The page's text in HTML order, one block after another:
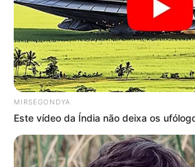
MIRSEGONDYA
Este vídeo da Índia não deixa os